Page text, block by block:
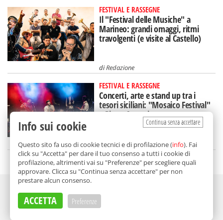
FESTIVAL E RASSEGNE
Il "Festival delle Musiche" a
Marineo: grandi omaggi, ritmi
travolgenti (e visite al Castello)
diRedazione
FESTIVAL E RASSEGNE
Concerti, arte e stand up tra i
tesori siciliani: "Mosaico Festival"
a Piazza Armerina
diRedazione
Continua senza accettare
Info sui cookie
Questo sito fa uso di cookie tecnici e di profilazione (info). Fai
click su "Accetta" per dare il tuo consenso a tutti i cookie di
profilazione, altrimenti vai su "Preferenze" per scegliere quali
approvare. Clicca su "Continua senza accettare" per non
prestare alcun consenso.
ACCETTA Preferenze